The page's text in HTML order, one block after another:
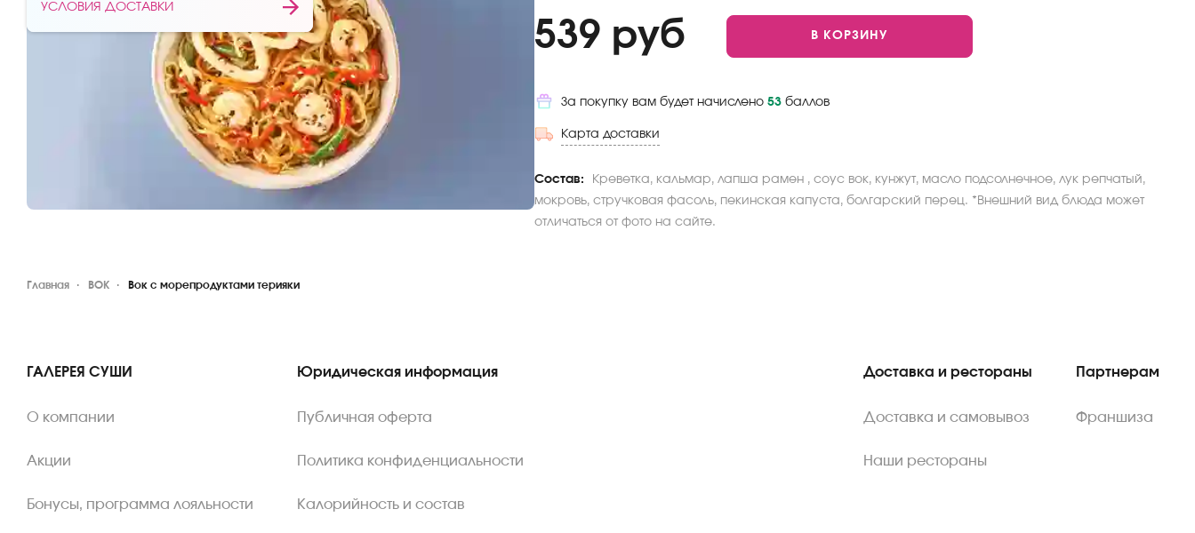
УСЛОВИЯ ДОСТАВКИ
539 руб В КОРЗИНУ
За покупку вам будет начислено 53 баллов
Карта доставки
Состав:
Креветка, кальмар, лапша рамен , соус вок, кунжут, масло подсолнечное, лук репчатый,
мокровь, стручковая фасоль, пекинская капуста, болгарский перец. *Внешний вид блюда может
отличаться от фото на сайте.
Главная ВОК Вок с морепродуктами терияки
ГАЛЕРЕЯ СУШИ
О компании
Акции
Бонусы, программа лояльности
Юридическая информация
Публичная оферта
Политика конфиденциальности
Калорийность и состав
Доставка и рестораны
Доставка и самовывоз
Наши рестораны
Партнерам
Франшиза